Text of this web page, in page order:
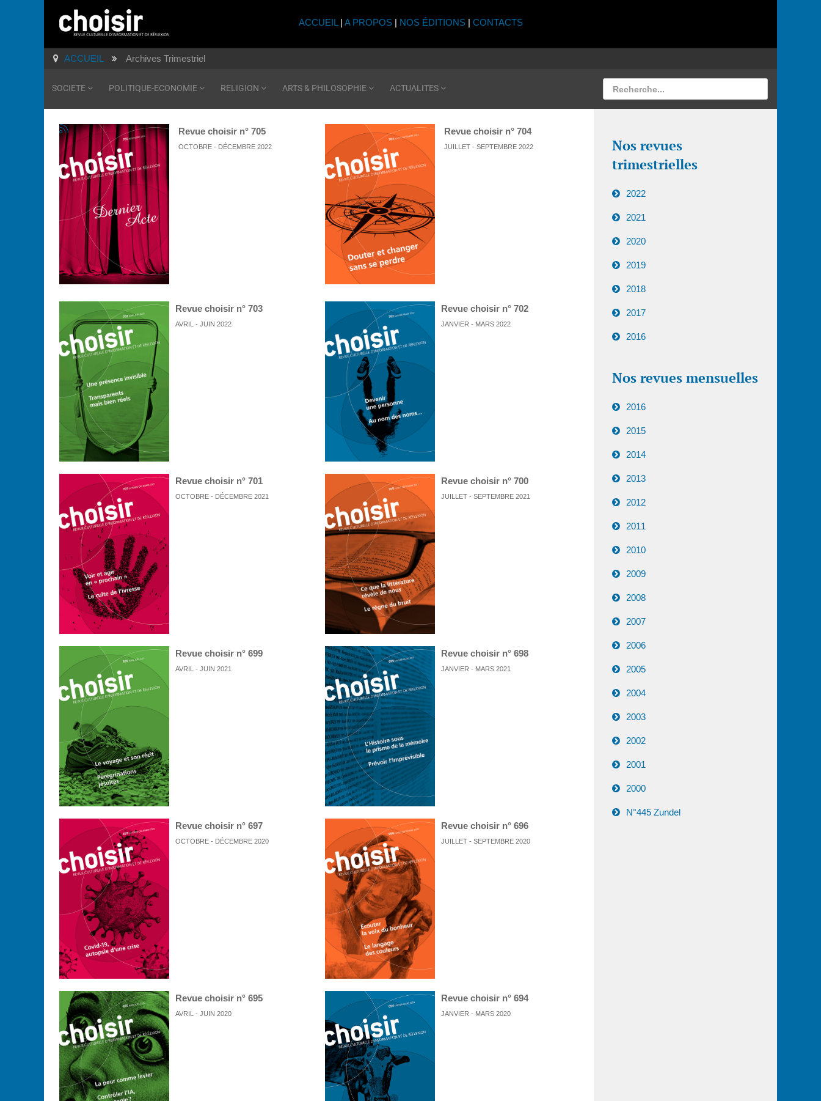
ACCUEIL | A PROPOS| NOS ÉDITIONS| CONTACTS
ACCUEIL Archives Trimestriel
SOCIETE POLITIQUE-ECONOMIE RELIGION ARTS & PHILOSOPHIE ACTUALITES
Revue choisir n° 705
OCTOBRE - DÉCEMBRE 2022
Revue choisir n° 704
JUILLET - SEPTEMBRE 2022
Revue choisir n° 703
AVRIL - JUIN 2022
Revue choisir n° 702
JANVIER - MARS 2022
Revue choisir n° 701
OCTOBRE - DÉCEMBRE 2021
Revue choisir n° 700
JUILLET - SEPTEMBRE 2021
Revue choisir n° 699
AVRIL - JUIN 2021
Revue choisir n° 698
JANVIER - MARS 2021
Revue choisir n° 697
OCTOBRE - DÉCEMBRE 2020
Revue choisir n° 696
JUILLET - SEPTEMBRE 2020
Revue choisir n° 695
AVRIL - JUIN 2020
Revue choisir n° 694
JANVIER - MARS 2020
Nos revues
trimestrielles
2022
2021
2020
2019
2018
2017
2016
Nos revues mensuelles
2016
2015
2014
2013
2012
2011
2010
2009
2008
2007
2006
2005
2004
2003
2002
2001
2000
N°445 Zundel